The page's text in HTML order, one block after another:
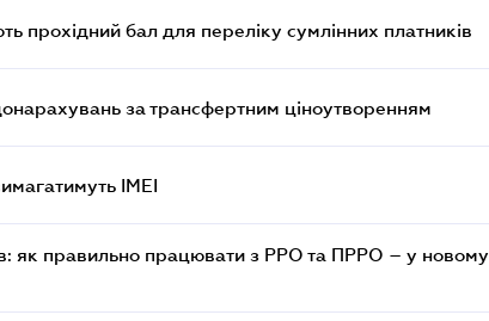
прохідний бал для переліку сумлінних платників
за трансфертним ціноутворенням
IMEI
як правильно працювати з РРО та ПРРО – у новому